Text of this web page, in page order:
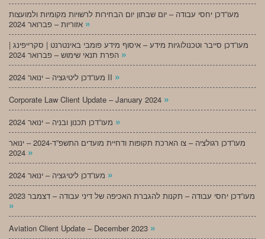
מעו”דכן יחסי עבודה – יום שבתון יום הבחירות לרשויות מקומיות ולמועצות
»
מעו”דכן סייבר וטכנולוגיות מידע – איסוף מידע פומבי באינטרנט | סקרייפינג |
»
מעו”דכן ליטיגציה – ינואר 2024 II »
Corporate Law Client Update – January 2024 »
»
מעו”דכן רגולציה – צו הארכת תקופות ודחיית מועדים התשפ”ד-2024 – ינואר
»
»
מעו”דכן יחסי עבודה – תקנות להגברת האכיפה של דיני עבודה – דצמבר 2023
»
Aviation Client Update – December 2023 »